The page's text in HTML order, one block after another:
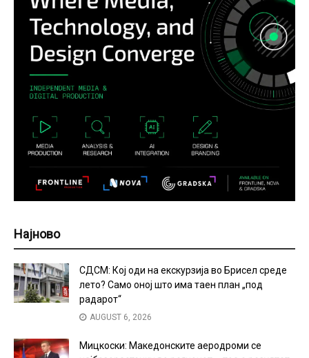
Најново
СДСМ: Кој оди на екскурзија во Брисел среде
лето? Само оној што има таен план „под
радарот“
AUGUST 6, 2026
Мицкоски: Македонските аеродроми се